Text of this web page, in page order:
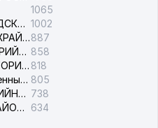
1065
ТАШКЕНТСКИЙ ГОРОДСКОЙ СУД ПО ГРАЖДАНСКИМ ДЕЛАМ 1002
ЯККАСАРАЙСКИЙ МЕЖРАЙОННЫЙ СУД ПО ГРАЖДАНСКИМ ДЕЛАМ887
ЮНУСАБАДСКАЯ АВАРИЙНАЯ СЛУЖБА ЭЛЕКТРОСЕТИ 858
НАВОИЙСКОЕ ТЕРРИТОРИАЛЬНОЕ ПРЕДПРИЯТИЕ ЭЛЕКТРОСЕТИ АО 818
Ташкентский следственный изолятор 805
СЕРГЕЛИЙСКАЯ АВАРИЙНАЯ СЛУЖБА ЭЛЕКТРОСЕТИ 738
УЧТЕПИНСКИЙ МЕЖРАЙОННЫЙ СУД ПО ГРАЖДАНСКИМ ДЕЛАМ 634